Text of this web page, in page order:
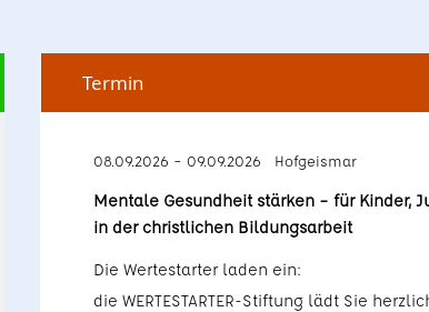
Termin
08.09.2026 – 09.09.2026 Hofgeismar
Mentale Gesundheit stärken – für Kinder,
in der christlichen Bildungsarbeit
Die Wertestarter laden ein:
die WERTESTARTER-Stiftung lädt Sie